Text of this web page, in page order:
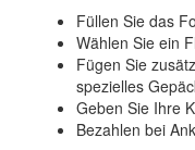
Füllen Sie das
Wählen Sie ein
Fügen Sie
spezielles
Geben Sie Ihre
Bezahlen bei